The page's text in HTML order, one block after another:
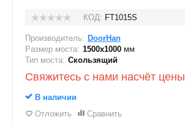
КОД: FT1015S
Производитель: DoorHan
Размер моста: 1500х1000 мм
Тип моста: Скользящий
Свяжитесь с нами насчёт цены
В наличии
Отложить
Сравнить